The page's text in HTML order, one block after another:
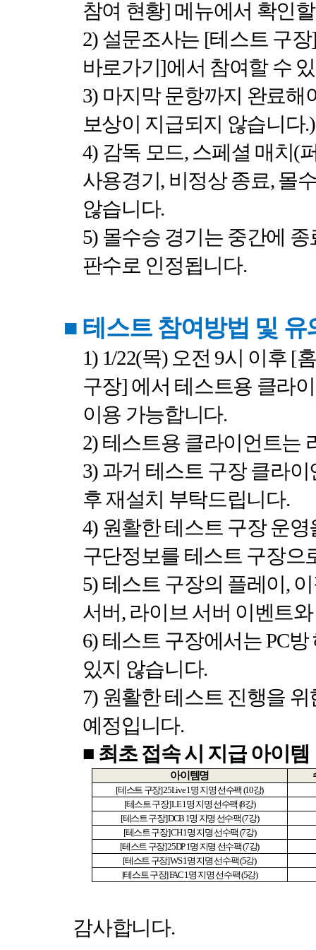
참여 현황] 메뉴에서 확인
2) 설문조사는 [테스트 구장
바로가기]에서 참여할 수
3) 마지막 문항까지 완료해
보상이 지급되지 않습니다.)
4) 감독 모드, 스페셜 매치(
사용경기, 비정상 종료, 몰
않습니다.
5) 몰수승 경기는 중간에
판수로 인정됩니다.
■ 테스트 참여방법 및 유
1) 1/22(목) 오전 9시 이후 [
구장] 에서 테스트용 클라
이용 가능합니다.
2) 테스트용 클라이언트는
3) 과거 테스트 구장 클라
후 재설치 부탁드립니다.
4) 원활한 테스트 구장 운
구단정보를 테스트 구장으
5) 테스트 구장의 플레이,
서버, 라이브 서버 이벤트
6) 테스트 구장에서는PC방
있지 않습니다.
7) 원활한 테스트 진행을
예정입니다.
■ 최초 접속 시 지급 아이템
아이템명
[테스트 구장] 25Live 1명 지명 선수팩 (10강)
[테스트 구장] LE 1명 지명 선수팩 (8강)
[테스트 구장] DCB 1명 지명 선수팩(7강)
[테스트 구장] CH 1명 지명 선수팩 (7강)
[테스트 구장] 25DP 1명 지명 선수팩(7강)
[테스트 구장] WS 1명 지명 선수팩(5강)
[테스트 구장] FAC 1명 지명 선수팩(5강)
감사합니다.